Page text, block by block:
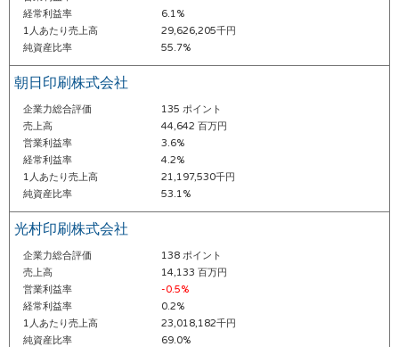
経常利益率
6.1%
1人あたり売上高
29,626,205千円
純資産比率
55.7%
朝日印刷株式会社
企業力総合評価
135 ポイント
売上高
44,642 百万円
営業利益率
3.6%
経常利益率
4.2%
1人あたり売上高
21,197,530千円
純資産比率
53.1%
光村印刷株式会社
企業力総合評価
138 ポイント
売上高
14,133 百万円
営業利益率
-0.5%
経常利益率
0.2%
1人あたり売上高
23,018,182千円
純資産比率
69.0%